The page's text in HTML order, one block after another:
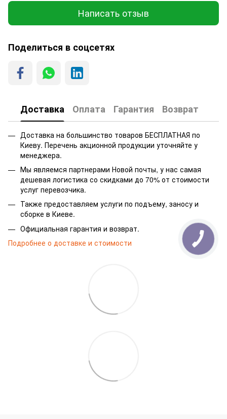
Написать отзыв
Поделиться в соцсетях
Доставка Оплата Гарантия Возврат
Доставка на большинство товаров БЕСПЛАТНАЯ по
Киеву. Перечень акционной продукции уточняйте у
менеджера.
Мы являемся партнерами Новой почты, у нас самая
дешевая логистика со скидками до 70% от стоимости
услуг перевозчика.
Также предоставляем услуги по подъему, заносу и
сборке в Киеве.
Официальная гарантия и возврат.
Подробнее о доставке и стоимости